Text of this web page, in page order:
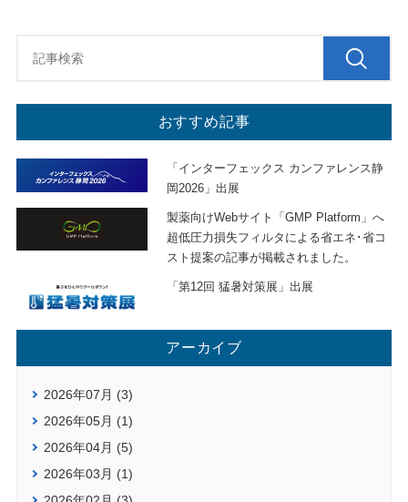
おすすめ記事
「インターフェックス カンファレンス静
岡2026」出展
製薬向けWebサイト「GMP Platform」へ
超低圧力損失フィルタによる省エネ･省コ
スト提案の記事が掲載されました。
「第12回 猛暑対策展」出展
アーカイブ
2026年07月 (3)
2026年05月 (1)
2026年04月 (5)
2026年03月 (1)